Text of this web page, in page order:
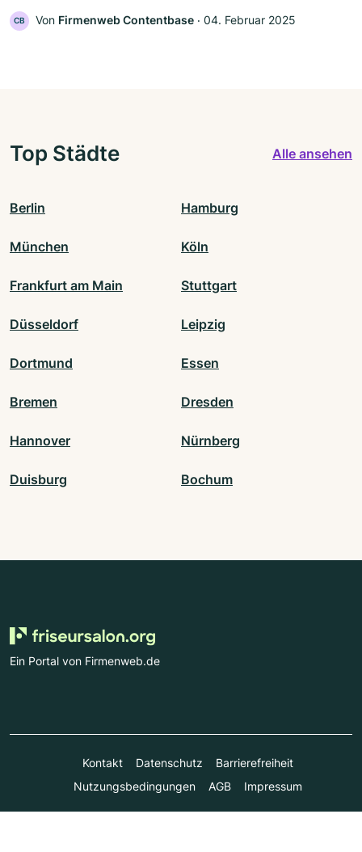
CB Von Firmenweb Contentbase ‧ 04. Februar 2025
Top Städte Alle ansehen
Berlin Hamburg
München Köln
Frankfurt am Main Stuttgart
Düsseldorf Leipzig
Dortmund Essen
Bremen Dresden
Hannover Nürnberg
Duisburg Bochum
Ein Portal von Firmenweb.de
Kontakt Datenschutz
Barrierefreiheit
Nutzungsbedingungen
AGB Impressum